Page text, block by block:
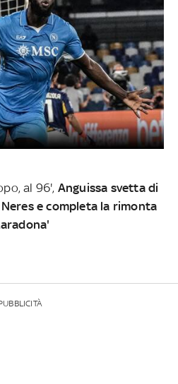
al 96', Anguissa svetta di
e completa la rimonta